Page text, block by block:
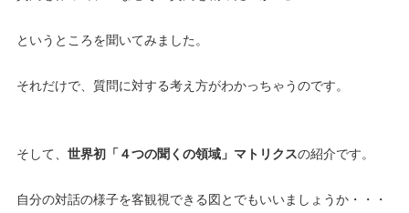
というところを聞いてみました。
それだけで、質問に対する考え方がわかっちゃうのです。
そして、世界初「４つの聞くの領域」マトリクスの紹介です。
自分の対話の様子を客観視できる図とでもいいましょうか・・・